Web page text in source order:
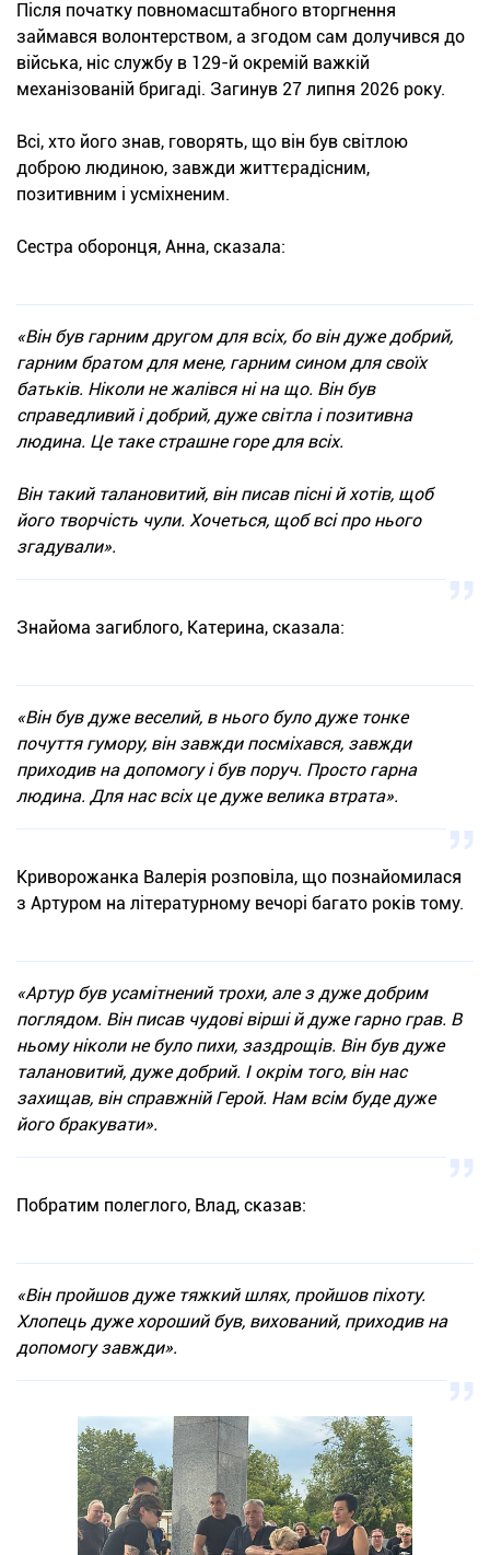
Після початку повномасштабного вторгнення
займався волонтерством, а згодом сам долучився до
війська, ніс службу в 129-й окремій важкій
механізованій бригаді. Загинув 27 липня 2026 року.
Всі, хто його знав, говорять, що він був світлою
доброю людиною, завжди життєрадісним,
позитивним і усміхненим.
Сестра оборонця, Анна, сказала:
«Він був гарним другом для всіх, бо він дуже добрий,
гарним братом для мене, гарним сином для своїх
батьків. Ніколи не жалівся ні на що. Він був
справедливий і добрий, дуже світла і позитивна
людина. Це таке страшне горе для всіх.
Він такий талановитий, він писав пісні й хотів, щоб
його творчість чули. Хочеться, щоб всі про нього
згадували».
Знайома загиблого, Катерина, сказала:
«Він був дуже веселий, в нього було дуже тонке
почуття гумору, він завжди посміхався, завжди
приходив на допомогу і був поруч. Просто гарна
людина. Для нас всіх це дуже велика втрата».
Криворожанка Валерія розповіла, що познайомилася
з Артуром на літературному вечорі багато років тому.
«Артур був усамітнений трохи, але з дуже добрим
поглядом. Він писав чудові вірші й дуже гарно грав. В
ньому ніколи не було пихи, заздрощів. Він був дуже
талановитий, дуже добрий. І окрім того, він нас
захищав, він справжній Герой. Нам всім буде дуже
його бракувати».
Побратим полеглого, Влад, сказав:
«Він пройшов дуже тяжкий шлях, пройшов піхоту.
Хлопець дуже хороший був, вихований, приходив на
допомогу завжди».